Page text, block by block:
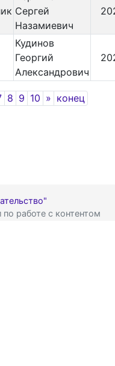
Сергей
Назамиевич
Кудинов
Георгий
Александрович
8 9 10 » Next
конец
работе с контентом